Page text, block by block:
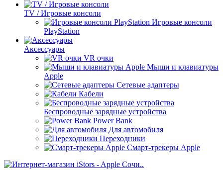
TV / Игровые консоли
Игровые консоли
PlayStation
Аксессуары
VR очки
Мыши и клавиатуры
Apple
Сетевые адаптеры
Кабели
Беспроводные зарядные устройства
Power Bank
Для автомобиля
Переходники
Смарт-трекеры Apple